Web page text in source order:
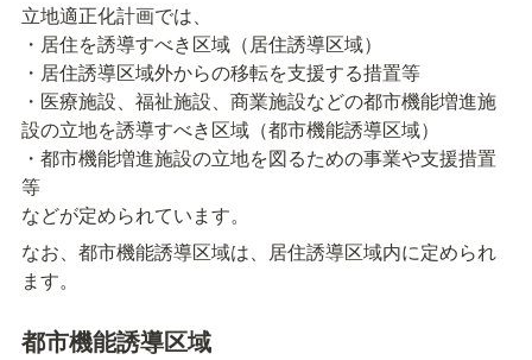
立地適正化計画では、
・居住を誘導すべき区域（居住誘導区域）
・居住誘導区域外からの移転を支援する措置等
・医療施設、福祉施設、商業施設などの都市機能増進施
設の立地を誘導すべき区域（都市機能誘導区域）
・都市機能増進施設の立地を図るための事業や支援措置
等
などが定められています。
なお、都市機能誘導区域は、居住誘導区域内に定められ
ます。
都市機能誘導区域